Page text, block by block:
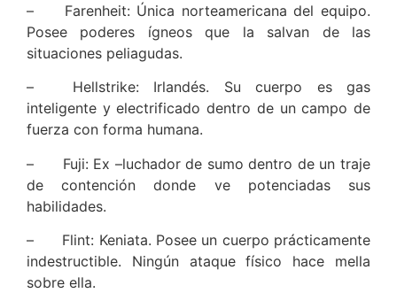
–
Farenheit: Única norteamericana del equipo.
Posee poderes ígneos que la salvan de las
situaciones peliagudas.
–
Hellstrike: Irlandés. Su cuerpo es gas
inteligente y electrificado dentro de un campo de
fuerza con forma humana.
–
Fuji: Ex –luchador de sumo dentro de un traje
de contención donde ve potenciadas sus
habilidades.
–
Flint: Keniata. Posee un cuerpo prácticamente
indestructible. Ningún ataque físico hace mella
sobre ella.